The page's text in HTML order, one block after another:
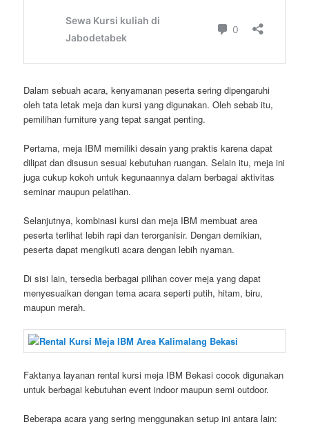
Dalam sebuah acara, kenyamanan peserta sering dipengaruhi
oleh tata letak meja dan kursi yang digunakan. Oleh sebab itu,
pemilihan furniture yang tepat sangat penting.
Pertama, meja IBM memiliki desain yang praktis karena dapat
dilipat dan disusun sesuai kebutuhan ruangan. Selain itu, meja ini
juga cukup kokoh untuk kegunaannya dalam berbagai aktivitas
seminar maupun pelatihan.
Selanjutnya, kombinasi kursi dan meja IBM membuat area
peserta terlihat lebih rapi dan terorganisir. Dengan demikian,
peserta dapat mengikuti acara dengan lebih nyaman.
Di sisi lain, tersedia berbagai pilihan cover meja yang dapat
menyesuaikan dengan tema acara seperti putih, hitam, biru,
maupun merah.
Faktanya layanan rental kursi meja IBM Bekasi cocok digunakan
untuk berbagai kebutuhan event indoor maupun semi outdoor.
Beberapa acara yang sering menggunakan setup ini antara lain: